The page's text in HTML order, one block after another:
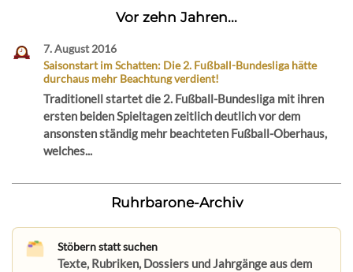
Vor zehn Jahren...
7. August 2016
Saisonstart im Schatten: Die 2. Fußball-Bundesliga hätte
durchaus mehr Beachtung verdient!
Traditionell startet die 2. Fußball-Bundesliga mit ihren
ersten beiden Spieltagen zeitlich deutlich vor dem
ansonsten ständig mehr beachteten Fußball-Oberhaus,
welches...
Ruhrbarone-Archiv
Stöbern statt suchen
Texte, Rubriken, Dossiers und Jahrgänge aus dem